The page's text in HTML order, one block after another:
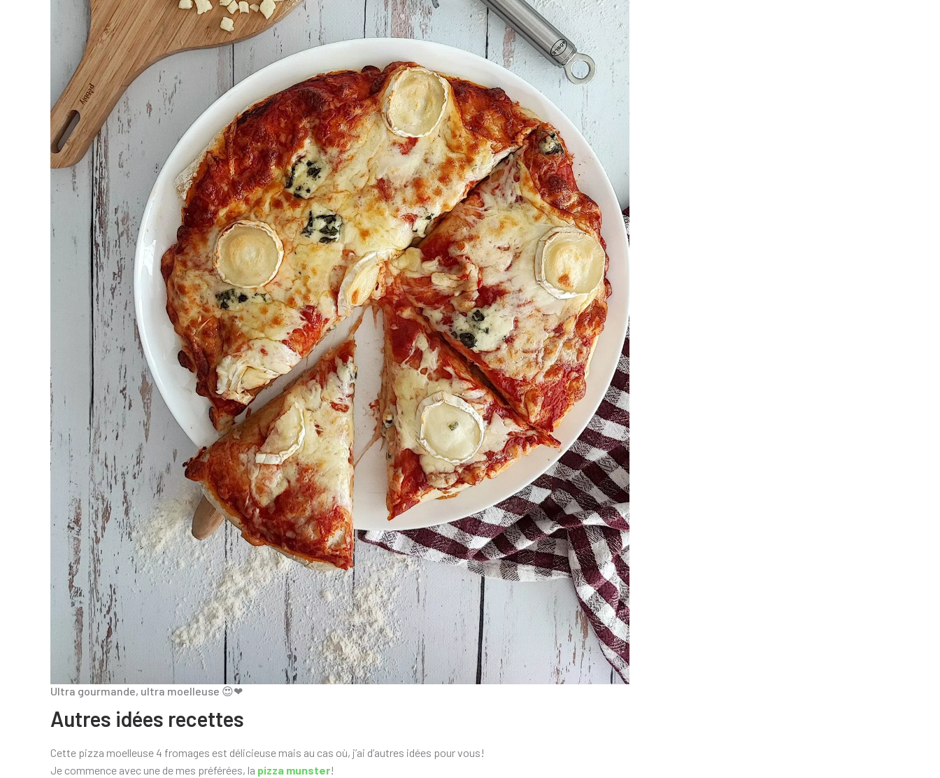
Ultra gourmande, ultra moelleuse 😍❤
Autres idées recettes
Cette pizza moelleuse 4 fromages est délicieuse mais au cas où, j’ai d’autres idées pour vous!
Je commence avec une de mes préférées, la pizza munster!